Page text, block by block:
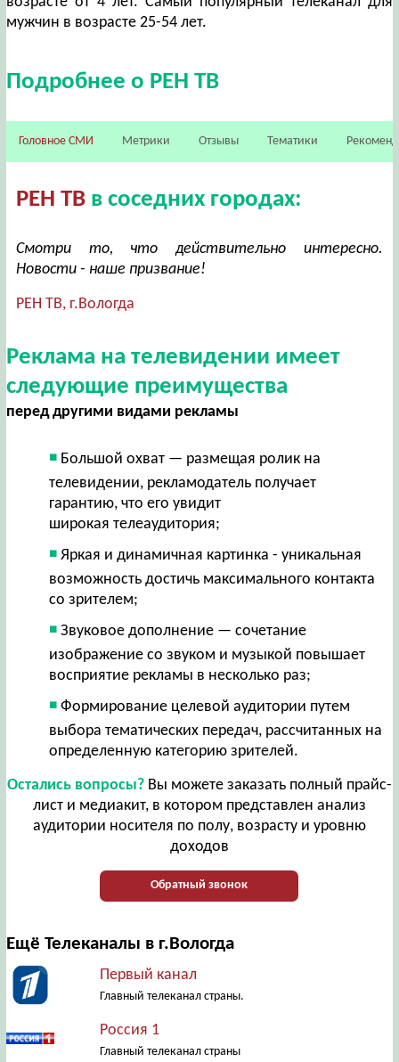
мужчин в возрасте 25-54 лет.
Подробнее о РЕН ТВ
Головное СМИ Метрики Отзывы Тематики
РЕН ТВв соседних городах:
Смотри то, что действительно интересно.
Новости - наше призвание!
РЕН ТВ, г.Вологда
Реклама на телевидении имеет
следующие преимущества
перед другими видами рекламы
Большой охват — размещая ролик на
телевидении, рекламодатель получает
гарантию, что его увидит
широкая телеаудитория;
Яркая и динамичная картинка - уникальная
возможность достичь максимального контакта
со зрителем;
Звуковое дополнение — сочетание
изображение со звуком и музыкой повышает
восприятие рекламы в несколько раз;
Формирование целевой аудитории путем
выбора тематических передач, рассчитанных на
определенную категорию зрителей.
Остались вопросы?Вы можете заказать полный прайс-
лист и медиакит, в котором представлен анализ
аудитории носителя по полу, возрасту и уровню
доходов
Обратный звонок
Ещё Телеканалы в г.Вологда
Первый канал
Главный телеканал страны.
Россия 1
Главный телеканал страны